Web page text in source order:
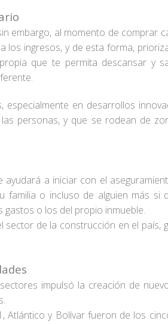
embargo, al momento de comprar
los ingresos, y de esta forma,
que te permita descansar y
especialmente en desarrollos
personas, y que se rodean de
a iniciar con el
o incluso de alguien más si
o los del propio inmueble.
sector de la construcción en el país,
impulsó la creación de
Atlántico y Bolívar fueron de los